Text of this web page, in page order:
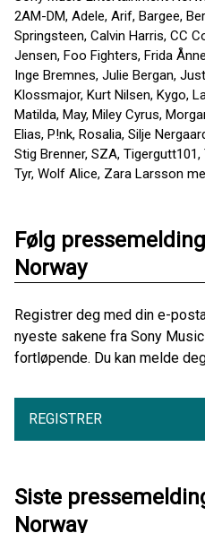
2AM-DM, Adele, Arif, Bargee,
Springsteen, Calvin Harris, CC
Jensen, Foo Fighters, Frida
Inge Bremnes, Julie Bergan,
Klossmajor, Kurt Nilsen, Kygo,
Matilda, May, Miley Cyrus,
Elias, P!nk, Rosalia, Silje
Stig Brenner, SZA,
Tyr, Wolf Alice, Zara Larsson
Følg
Norway
Registrer deg med din e-
nyeste sakene fra Sony
fortløpende. Du kan melde
REGISTRER
Siste
Norway